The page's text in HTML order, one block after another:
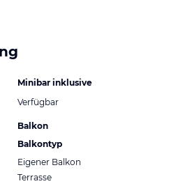
Minibar inklusive
Verfügbar
Balkon
Balkontyp
Eigener Balkon
Terrasse